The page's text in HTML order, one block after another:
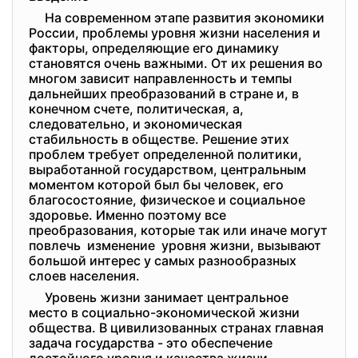
На современном этапе развития экономики
России, проблемы уровня жизни населения и
факторы, определяющие его динамику
становятся очень важными. От их решения во
многом зависит направленность и темпы
дальнейших преобразований в стране и, в
конечном счете, политическая, а,
следовательно, и экономическая
стабильность в обществе. Решение этих
проблем требует определенной политики,
выработанной государством, центральным
моментом которой был бы человек, его
благосостояние, физическое и социальное
здоровье. Именно поэтому все
преобразования, которые так или иначе могут
повлечь изменение уровня жизни, вызывают
большой интерес у самых разнообразных
слоев населения.
Уровень жизни занимает центральное
место в социально-экономической жизни
общества. В цивилизованных странах главная
задача государства - это обеспечение